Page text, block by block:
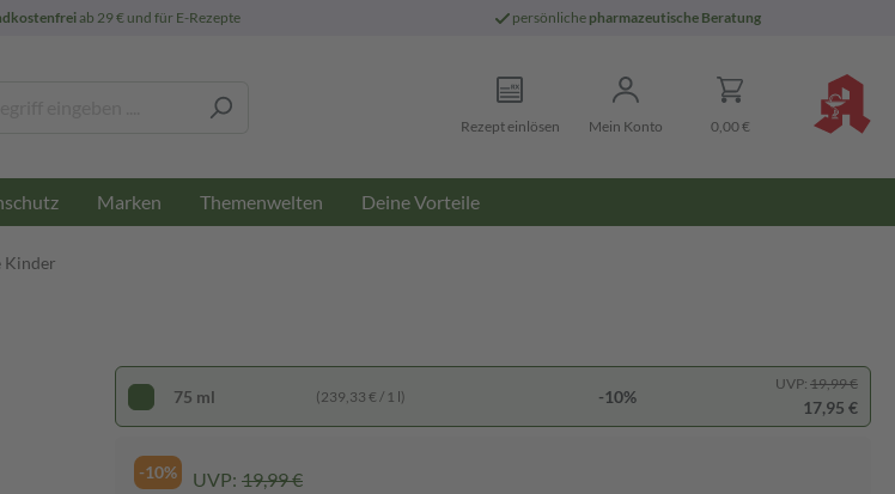
ab 29 € und für E-Rezepte persönliche pharmazeutische Beratung
Rezept einlösen Mein Konto 0,00 €
Marken Themenwelten Deine Vorteile
Kinder
75 ml (239,33 € / 1 l) -10%
UVP: 19,99 €
17,95 €
-10% UVP: 19,99 €